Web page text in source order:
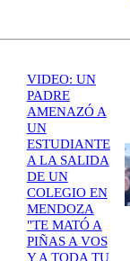
VIDEO: UN
PADRE
AMENAZÓ A
UN
ESTUDIANTE
A LA SALIDA
DE UN
COLEGIO EN
MENDOZA
"TE MATÓ A
PIÑAS A VOS
Y A TODA TU